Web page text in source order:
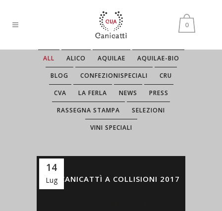
0
ALL ALICO AQUILAE AQUILAE-BIO
BLOG CONFEZIONISPECIALI CRU
CVA LA FERLA NEWS PRESS
RASSEGNA STAMPA SELEZIONI
VINI SPECIALI
14
Lug
CVA CANICATTÌ A COLLISIONI 2017